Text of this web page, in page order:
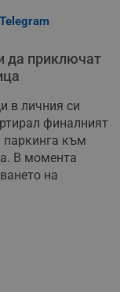
Telegram
да приключат
в личния си
финалният
паркинга към
В момента
на